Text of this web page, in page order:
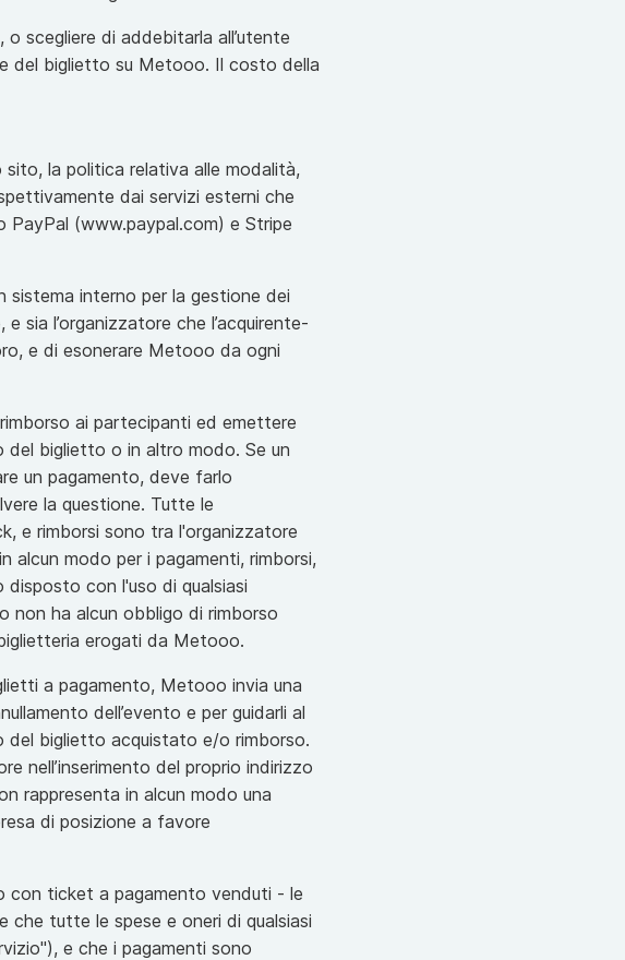
scegliere di addebitarla all’utente
del biglietto su Metooo. Il costo della
la politica relativa alle modalità,
dai servizi esterni che
(www.paypal.com) e Stripe
interno per la gestione dei
sia l’organizzatore che l’acquirente-
e di esonerare Metooo da ogni
ai partecipanti ed emettere
del biglietto o in altro modo. Se un
un pagamento, deve farlo
la questione. Tutte le
e rimborsi sono tra l'organizzatore
alcun modo per i pagamenti, rimborsi,
con l'uso di qualsiasi
non ha alcun obbligo di rimborso
erogati da Metooo.
a pagamento, Metooo invia una
dell’evento e per guidarli al
del biglietto acquistato e/o rimborso.
nell’inserimento del proprio indirizzo
rappresenta in alcun modo una
di posizione a favore
con ticket a pagamento venduti - le
che tutte le spese e oneri di qualsiasi
e che i pagamenti sono